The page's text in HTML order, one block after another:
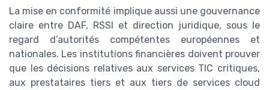
La mise en conformité implique aussi une gouvernance
claire entre DAF, RSSI et direction juridique, sous le
regard d’autorités compétentes européennes et
nationales. Les institutions financières doivent prouver
que les décisions relatives aux services TIC critiques,
aux prestataires tiers et aux tiers de services cloud